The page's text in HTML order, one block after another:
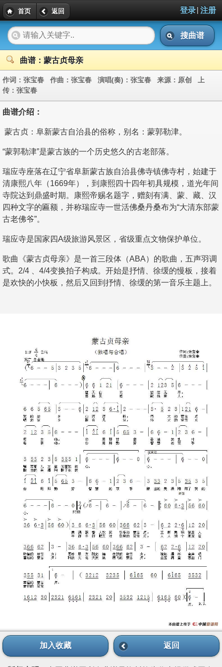
首页 返回 登录| 注册
搜曲谱
曲谱：蒙古贞母亲
作词： 张宝春 作曲： 张宝春 演唱(奏)： 张宝春 来源： 原创 上
传： 张宝春
曲谱介绍：
蒙古贞：阜新蒙古自治县的俗称，别名：蒙郭勒津。
“蒙郭勒津”是蒙古族的一个历史悠久的古老部落。
瑞应寺座落在辽宁省阜新蒙古族自治县佛寺镇佛寺村，始建于
清康熙八年（1669年），到康熙四十四年初具规模，道光年间
寺院达到鼎盛时期。康熙帝赐名题字，赠刻有满、蒙、藏、汉
四种文字的匾额，并称瑞应寺一世活佛桑丹桑布为“大清东部蒙
古老佛爷”。
瑞应寺是国家四A级旅游风景区，省级重点文物保护单位。
歌曲《蒙古贞母亲》是一首三段体（ABA）的歌曲，五声羽调
式。2/4 、4/4变换拍子构成。开始是抒情、徐缓的慢板，接着
是欢快的小快板，然后又回到抒情、徐缓的第一音乐主题上。
加入收藏 返回